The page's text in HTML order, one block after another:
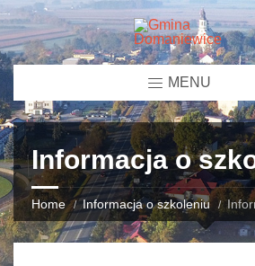
MENU
Informacja o
Home Informacja o szkoleniu